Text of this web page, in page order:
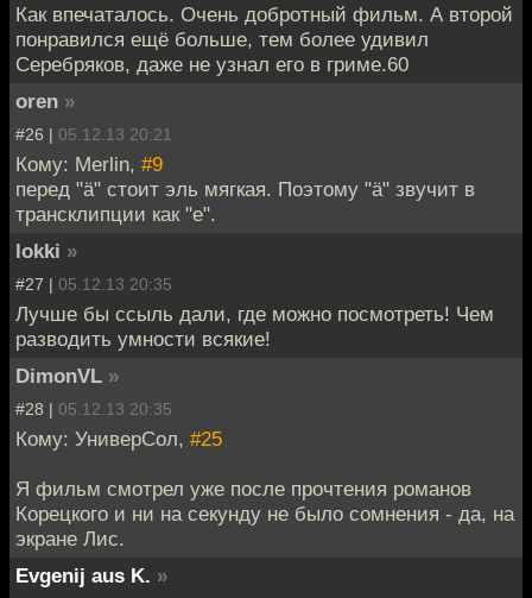
Как впечаталось. Очень добротный фильм. А второй
понравился ещё больше, тем более удивил
Серебряков, даже не узнал его в гриме.60
oren »
#26 | 05.12.13 20:21
Кому: Merlin, #9
перед "ä" стоит эль мягкая. Поэтому "ä" звучит в
трансклипции как "е".
lokki »
#27 | 05.12.13 20:35
Лучше бы ссыль дали, где можно посмотреть! Чем
разводить умности всякие!
DimonVL »
#28 | 05.12.13 20:35
Кому: УниверСол, #25
Я фильм смотрел уже после прочтения романов
Корецкого и ни на секунду не было сомнения - да, на
экране Лис.
Evgenij aus K. »